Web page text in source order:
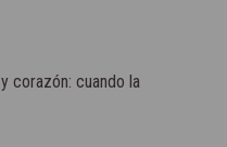
corazón: cuando la